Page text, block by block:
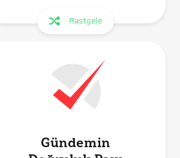
Rastgele
Gündemin